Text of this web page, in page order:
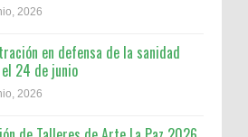
2026
en defensa de la sanidad
24 de junio
2026